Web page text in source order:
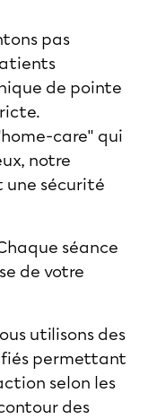
pas
de pointe
care" qui
notre
sécurité
séance
de votre
utilisons des
permettant
selon les
des